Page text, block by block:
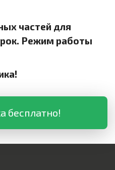
частей для
Режим работы
бесплатно!